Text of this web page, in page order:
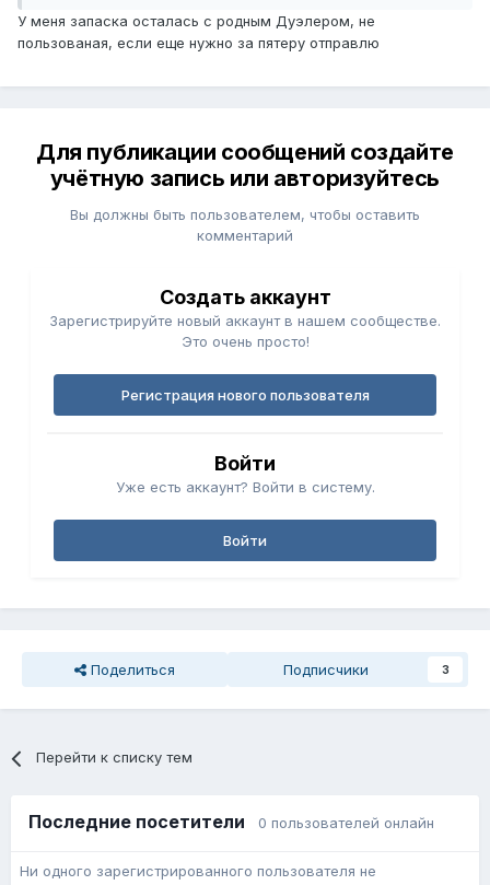
У меня запаска осталась с родным Дуэлером, не
пользованая, если еще нужно за пятеру отправлю
Для публикации сообщений создайте
учётную запись или авторизуйтесь
Вы должны быть пользователем, чтобы оставить
комментарий
Создать аккаунт
Зарегистрируйте новый аккаунт в нашем сообществе.
Это очень просто!
Регистрация нового пользователя
Войти
Уже есть аккаунт? Войти в систему.
Войти
Поделиться Подписчики 3
Перейти к списку тем
Последние посетители 0 пользователей онлайн
Ни одного зарегистрированного пользователя не